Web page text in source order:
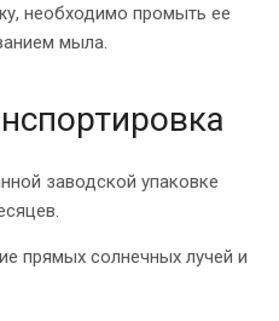
необходимо промыть ее
мыла.
заводской упаковке
прямых солнечных лучей и